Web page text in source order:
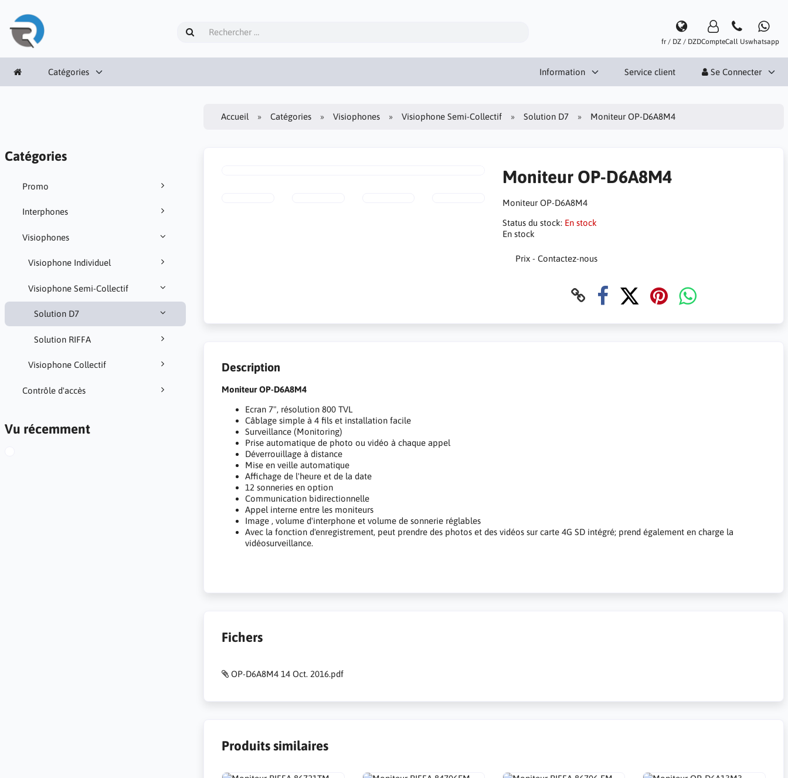
fr / DZ / DZDCompteCall Uswhatsapp
Catégories Information Service client Se Connecter
Catégories
Promo
Interphones
Visiophones
Visiophone Individuel
Visiophone Semi-Collectif
Solution D7
Solution RIFFA
Visiophone Collectif
Contrôle d'accès
Vu récemment
Accueil Catégories Visiophones Visiophone Semi-Collectif Solution D7 Moniteur OP-D6A8M4
Moniteur OP-D6A8M4
Moniteur OP-D6A8M4
Status du stock: En stock
En stock
Prix - Contactez-nous
Description
Moniteur OP-D6A8M4
Ecran 7", résolution 800 TVL
Câblage simple à 4 fils et installation facile
Surveillance (Monitoring)
Prise automatique de photo ou vidéo à chaque appel
Déverrouillage à distance
Mise en veille automatique
Affichage de l'heure et de la date
12 sonneries en option
Communication bidirectionnelle
Appel interne entre les moniteurs
Image , volume d'interphone et volume de sonnerie réglables
Avec la fonction d'enregistrement, peut prendre des photos et des vidéos sur carte 4G SD intégré; prend également en charge la
vidéosurveillance.
Fichers
OP-D6A8M4 14 Oct. 2016.pdf
Produits similaires